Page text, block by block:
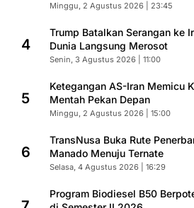
Minggu, 2 Agustus 2026 | 23:45
4
Trump Batalkan Serangan ke
Dunia Langsung Merosot
Senin, 3 Agustus 2026 | 11:00
5
Ketegangan AS-Iran Memicu
Mentah Pekan Depan
Minggu, 2 Agustus 2026 | 15:00
6
TransNusa Buka Rute
Manado Menuju Ternate
Selasa, 4 Agustus 2026 | 16:29
Program Biodiesel B50